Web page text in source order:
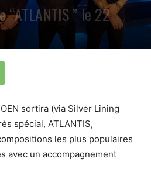
“ATLANTIS ” le 22
2022 0
sortira (via Silver Lining
spécial, ATLANTIS,
les plus populaires
avec un accompagnement